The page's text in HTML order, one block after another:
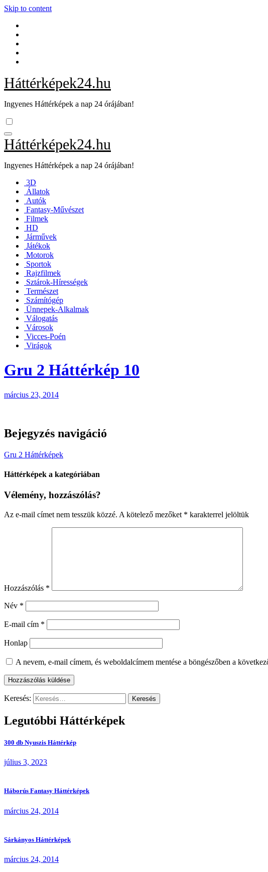
Skip to content
Háttérképek24.hu
Ingyenes Háttérképek a nap 24 órájában!
Háttérképek24.hu
Ingyenes Háttérképek a nap 24 órájában!
3D
Állatok
Autók
Fantasy-Művészet
Filmek
HD
Járművek
Játékok
Motorok
Sportok
Rajzfilmek
Sztárok-Hírességek
Természet
Számítógép
Ünnepek-Alkalmak
Válogatás
Városok
Vicces-Poén
Virágok
Gru 2 Háttérkép 10
március 23, 2014
Bejegyzés navigáció
Gru 2 Háttérképek
Háttérképek a kategóriában
Vélemény, hozzászólás?
Az e-mail címet nem tesszük közzé. A kötelező mezőket * karakterrel jelöltük
Hozzászólás *
Név *
E-mail cím *
Honlap
A nevem, e-mail címem, és weboldalcímem mentése a böngészőben a
Keresés:
Legutóbbi Háttérképek
300 db Nyuszis Háttérkép
július 3, 2023
Háborús Fantasy Háttérképek
március 24, 2014
Sárkányos Háttérképek
március 24, 2014